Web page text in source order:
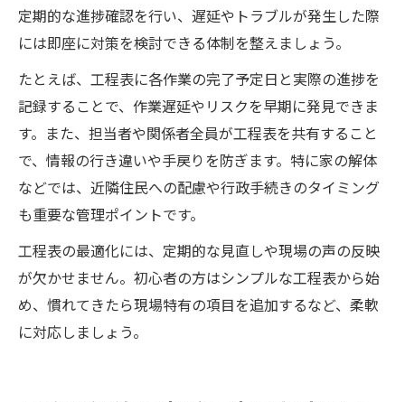
定期的な進捗確認を行い、遅延やトラブルが発生した際
には即座に対策を検討できる体制を整えましょう。
たとえば、工程表に各作業の完了予定日と実際の進捗を
記録することで、作業遅延やリスクを早期に発見できま
す。また、担当者や関係者全員が工程表を共有すること
で、情報の行き違いや手戻りを防ぎます。特に家の解体
などでは、近隣住民への配慮や行政手続きのタイミング
も重要な管理ポイントです。
工程表の最適化には、定期的な見直しや現場の声の反映
が欠かせません。初心者の方はシンプルな工程表から始
め、慣れてきたら現場特有の項目を追加するなど、柔軟
に対応しましょう。